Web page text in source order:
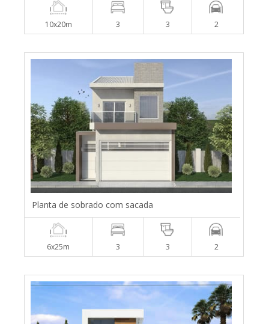
10x20m 3 3 2
Planta de sobrado com sacada
6x25m 3 3 2